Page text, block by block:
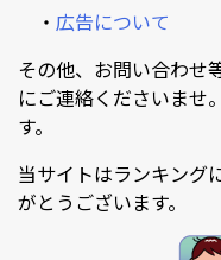
・ 広告について
その他、お問い合わせ
にご連絡くださいませ
す。
当サイトはランキング
がとうございます。